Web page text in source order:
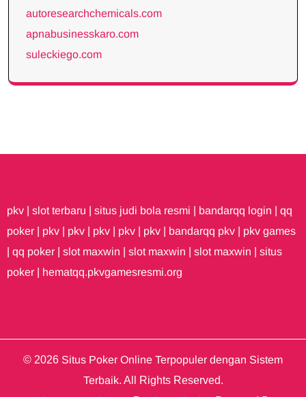
autoresearchchemicals.com
apnabusinesskaro.com
suleckiego.com
pkv slot terbaru situs judi bola resmi bandarqq login
qq
poker
pkv pkv pkv pkv pkv bandarqq pkv
pkv games
qq poker slot maxwin slot maxwin slot maxwin
situs
poker
hematqq.pkvgamesresmi.org
© 2026 Situs Poker Online Terpopuler dengan Sistem
Terbaik. All Rights Reserved.